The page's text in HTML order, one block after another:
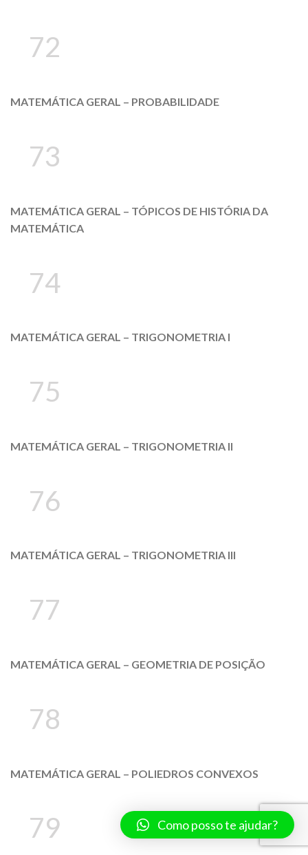
72
MATEMÁTICA GERAL – PROBABILIDADE
73
MATEMÁTICA GERAL – TÓPICOS DE HISTÓRIA DA
MATEMÁTICA
74
MATEMÁTICA GERAL – TRIGONOMETRIA I
75
MATEMÁTICA GERAL – TRIGONOMETRIA II
76
MATEMÁTICA GERAL – TRIGONOMETRIA III
77
MATEMÁTICA GERAL – GEOMETRIA DE POSIÇÃO
78
MATEMÁTICA GERAL – POLIEDROS CONVEXOS
79 Como posso te ajudar?